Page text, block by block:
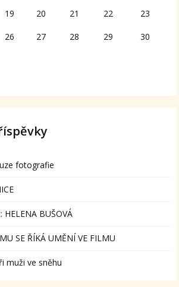
19 20 21 22 23
26 27 28 29 30
fotografie
BUŠOVÁ
SE ŘÍKÁ UMĚNÍ VE FILMU
muži ve sněhu